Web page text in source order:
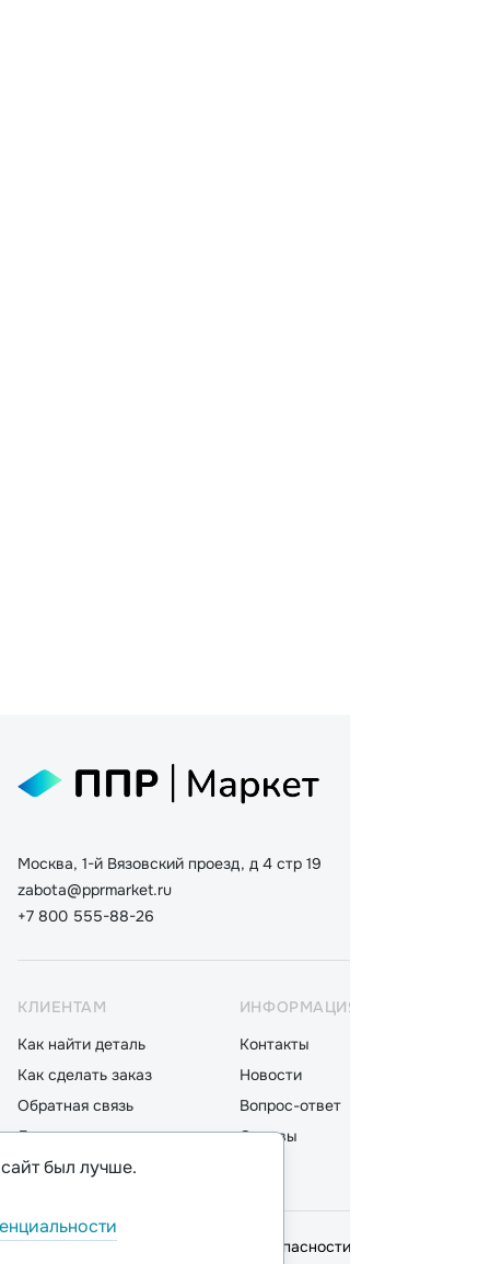
Москва, 1-й Вязовский проезд, д 4 стр 19
zabota@pprmarket.ru
+7 800 555-88-26
КЛИЕНТАМ
Как найти деталь
Как сделать заказ
Обратная связь
Доставка
Оплата
ИНФОРМАЦИЯ
Контакты
Новости
Вопрос-ответ
Отзывы
© 2026,ООО "ППР"
Политика безопасности
был лучше.